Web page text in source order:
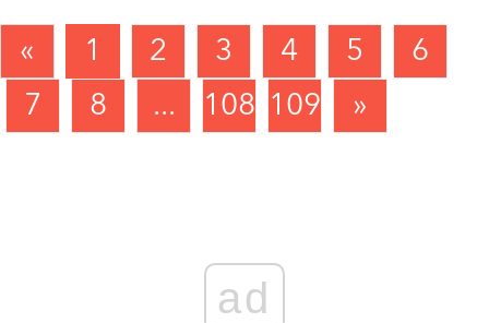
« 1 2 3 4 5
6
7
8 ... 10891090 »
ad